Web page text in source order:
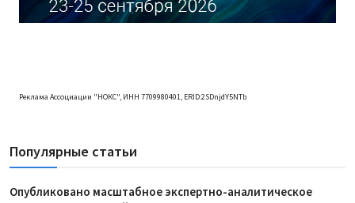
Реклама Ассоциации "НОКС", ИНН 7709980401, ERID:2SDnjdY5NTb
Популярные статьи
Опубликовано масштабное экспертно-аналитическое